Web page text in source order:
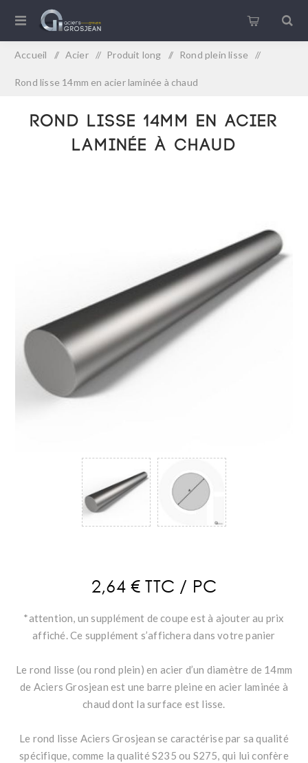
Accueil / Acier / Produit long / Rond plein lisse /
Rond lisse 14mm en acier laminée à chaud
Rond lisse 14mm en acier
laminée à chaud
2,64 € TTC / PC
*attention, un supplément de coupe est à ajouter au prix
affiché. Ce supplément s’affichera dans votre panier
Le rond lisse (ou rond plein) en acier d’un diamètre de 14mm
de Aciers Grosjean est une barre pleine en acier laminée à
chaud dont la surface est lisse.
Le rond lisse Aciers Grosjean se caractérise par sa qualité
spécifique, comme la qualité S235 ou S275, qui lui confère